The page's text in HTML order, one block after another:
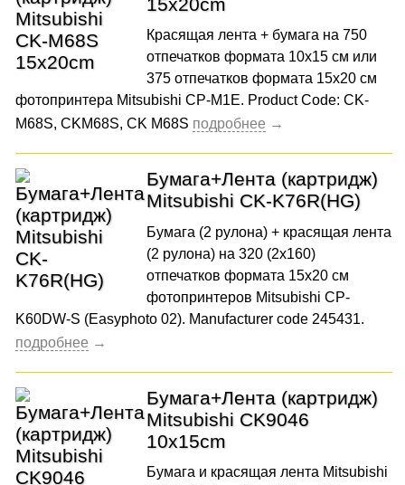
Красящая лента + бумага на 750
отпечатков формата 10x15 см или
375 отпечатков формата 15x20 см
фотопринтера Mitsubishi CP-M1E. Product Code: CK-
M68S, CKM68S, CK M68S
Бумага+Лента (картридж)
Mitsubishi CK-K76R(HG)
Бумага (2 рулона) + красящая лента
(2 рулона) на 320 (2x160)
отпечатков формата 15x20 см
фотопринтеров Mitsubishi CP-
K60DW-S (Easyphoto 02). Manufacturer code 245431.
Бумага+Лента (картридж)
Mitsubishi CK9046
10x15cm
Бумага и красящая лента Mitsubishi